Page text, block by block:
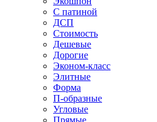
С патиной
ДСП
Стоимость
Дешевые
Дорогие
Эконом-класс
Элитные
Форма
П-образные
Угловые
Прямые